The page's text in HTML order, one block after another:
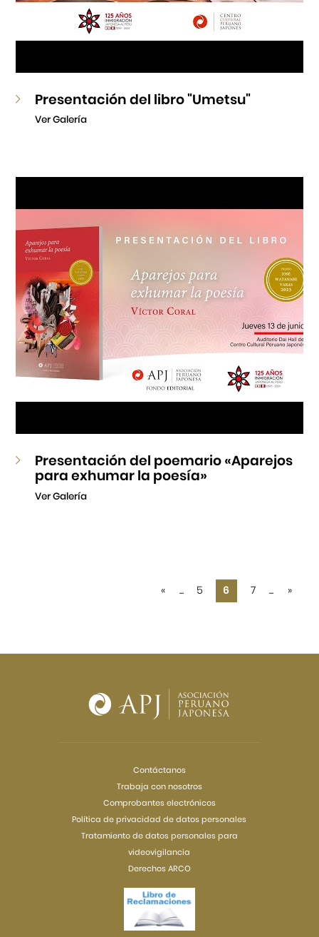
Presentación del libro "Umetsu"
Ver Galería
Presentación del poemario «Aparejos
para exhumar la poesía»
Ver Galería
« ... 5 6 7 ... »
Contáctanos
Trabaja con nosotros
Comprobantes electrónicos
Política de privacidad de datos personales
Tratamiento de datos personales para
videovigilancia
Derechos ARCO